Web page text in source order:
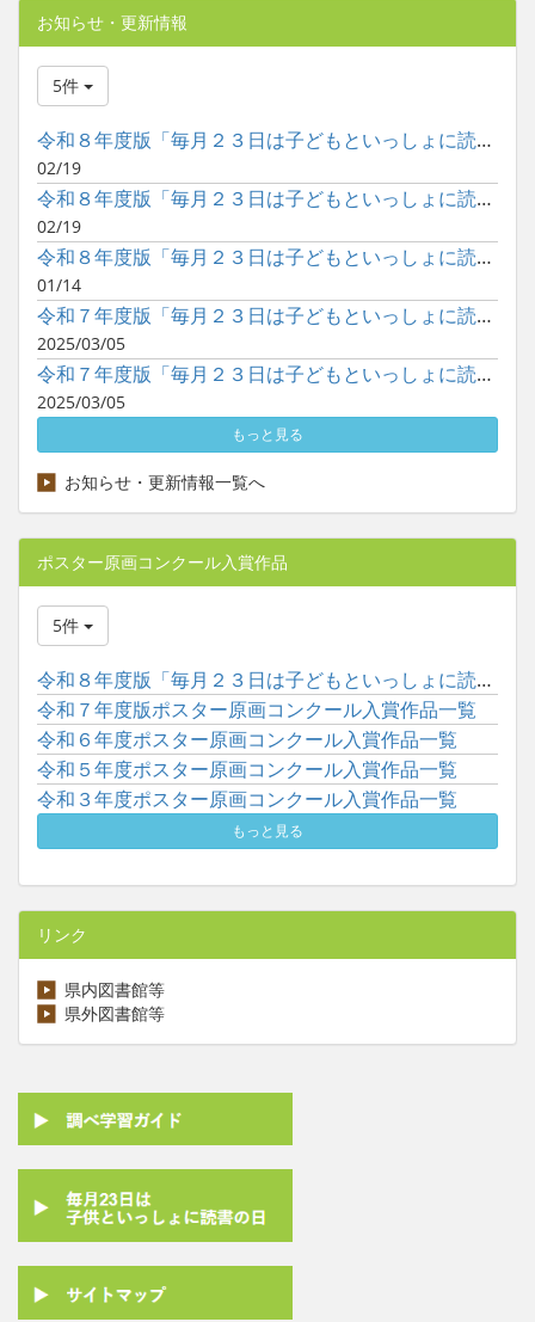
お知らせ・更新情報
5件
令和８年度版「毎月２３日は子どもといっしょに読書の日」ポスタ...
02/19
令和８年度版「毎月２３日は子どもといっしょに読書の日」ポスタ...
02/19
令和８年度版「毎月２３日は子どもといっしょに読書の日」ポスタ...
01/14
令和７年度版「毎月２３日は子どもといっしょに読書の日」ポスタ...
2025/03/05
令和７年度版「毎月２３日は子どもといっしょに読書の日」ポスタ...
2025/03/05
もっと見る
お知らせ・更新情報一覧へ
ポスター原画コンクール入賞作品
5件
令和８年度版「毎月２３日は子どもといっしょに読書の日」ポスタ...
令和７年度版ポスター原画コンクール入賞作品一覧
令和６年度ポスター原画コンクール入賞作品一覧
令和５年度ポスター原画コンクール入賞作品一覧
令和３年度ポスター原画コンクール入賞作品一覧
もっと見る
リンク
県内図書館等
県外図書館等